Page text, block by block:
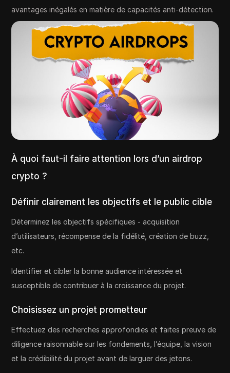
avantages inégalés en matière de capacités anti-détection.
À quoi faut-il faire attention lors d’un airdrop
crypto ?
Définir clairement les objectifs et le public cible
Déterminez les objectifs spécifiques - acquisition
d’utilisateurs, récompense de la fidélité, création de buzz,
etc.
Identifier et cibler la bonne audience intéressée et
susceptible de contribuer à la croissance du projet.
Choisissez un projet prometteur
Effectuez des recherches approfondies et faites preuve de
diligence raisonnable sur les fondements, l’équipe, la vision
et la crédibilité du projet avant de larguer des jetons.